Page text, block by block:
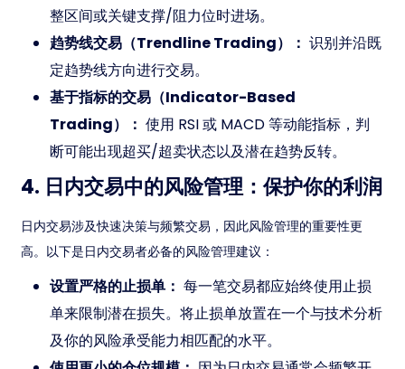
整区间或关键支撑/阻力位时进场。
趋势线交易（Trendline Trading）： 识别并沿既
定趋势线方向进行交易。
基于指标的交易（Indicator-Based
Trading）： 使用 RSI 或 MACD 等动能指标，判
断可能出现超买/超卖状态以及潜在趋势反转。
4. 日内交易中的风险管理：保护你的利润
日内交易涉及快速决策与频繁交易，因此风险管理的重要性更
高。以下是日内交易者必备的风险管理建议：
设置严格的止损单： 每一笔交易都应始终使用止损
单来限制潜在损失。将止损单放置在一个与技术分析
及你的风险承受能力相匹配的水平。